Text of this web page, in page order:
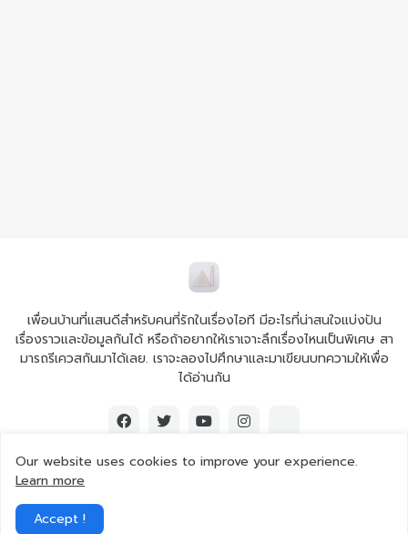
เพื่อนบ้านที่แสนดีสำหรับคนที่รักในเรื่องไอที มีอะไรที่น่าสนใจแบ่งปัน
เรื่องราวและข้อมูลกันได้ หรือถ้าอยากให้เราเจาะลึกเรื่องไหนเป็นพิเศษ สา
มารถรีเควสกันมาได้เลย. เราจะลองไปศึกษาและมาเขียนบทความให้เพื่อ
ได้อ่านกัน
Our website uses cookies to improve your experience.
Learn more
Accept !